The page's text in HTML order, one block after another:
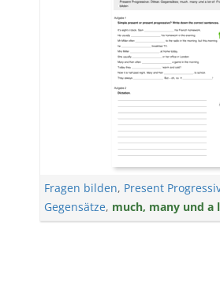
Fragen bilden, Present
Gegensätze, much, many und a